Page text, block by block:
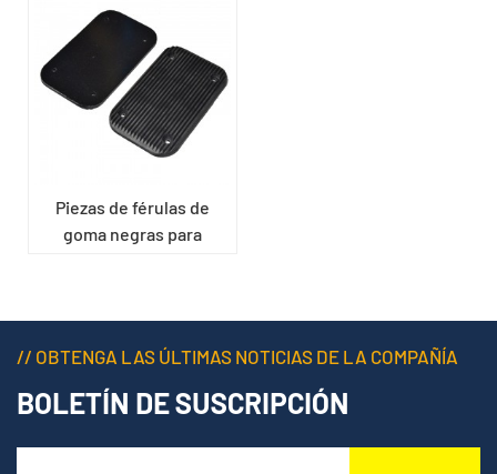
Piezas de férulas de
goma negras para
// OBTENGA LAS ÚLTIMAS NOTICIAS DE LA COMPAÑÍA
BOLETÍN DE SUSCRIPCIÓN